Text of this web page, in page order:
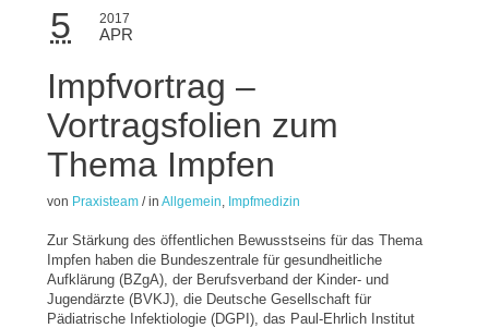
5 2017
APR
Impfvortrag –
Vortragsfolien zum
Thema Impfen
von Praxisteam / inAllgemein Impfmedizin
Zur Stärkung des öffentlichen Bewusstseins für das Thema
Impfen haben die Bundeszentrale für gesundheitliche
Aufklärung (BZgA), der Berufsverband der Kinder- und
Jugendärzte (BVKJ), die Deutsche Gesellschaft für
Pädiatrische Infektiologie (DGPI), das Paul-Ehrlich Institut